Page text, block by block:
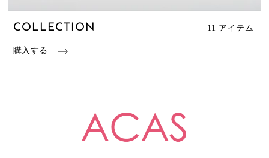
COLLECTION 11 アイテム
購入する